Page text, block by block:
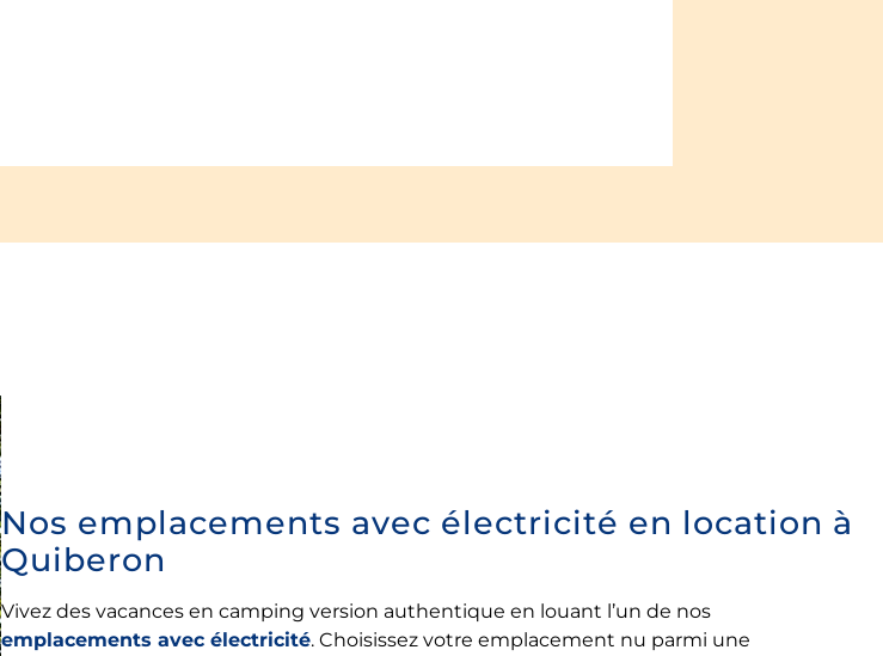
Nos emplacements avec électricité en location à
Quiberon
Vivez des vacances en camping version authentique en louant l’un de nos
emplacements avec électricité. Choisissez votre emplacement nu parmi une